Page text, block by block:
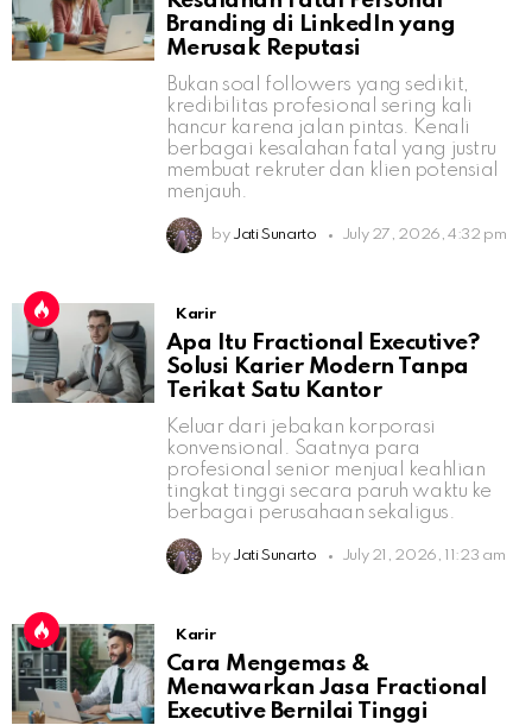
Branding di LinkedIn yang
Merusak Reputasi
Bukan soal followers yang sedikit,
kredibilitas profesional sering kali
hancur karena jalan pintas. Kenali
berbagai kesalahan fatal yang justru
membuat rekruter dan klien potensial
menjauh.
by Jati Sunarto July 27, 2026, 4:32 pm
Karir
Apa Itu Fractional Executive?
Solusi Karier Modern Tanpa
Terikat Satu Kantor
Keluar dari jebakan korporasi
konvensional. Saatnya para
profesional senior menjual keahlian
tingkat tinggi secara paruh waktu ke
berbagai perusahaan sekaligus.
by Jati Sunarto July 21, 2026, 11:23 am
Karir
Cara Mengemas &
Menawarkan Jasa Fractional
Executive Bernilai Tinggi